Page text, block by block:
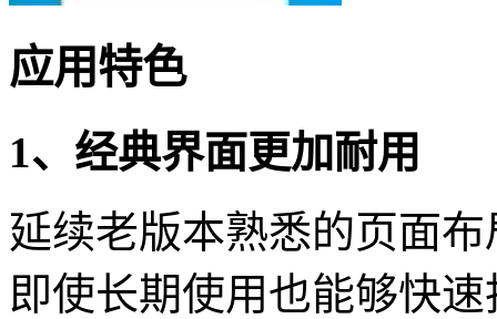
应用特色
1、经典界面更加耐用
延续老版本熟悉的页面
即使长期使用也能够快